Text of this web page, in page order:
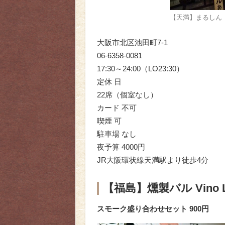
【天満】まるしん
大阪市北区池田町7-1
06-6358-0081
17:30～24:00（LO23:30）
定休 日
22席（個室なし）
カード 不可
喫煙 可
駐車場 なし
夜予算 4000円
JR大阪環状線天満駅より徒歩4分
【福島】燻製バル Vino
スモーク盛り合わせセット 900円